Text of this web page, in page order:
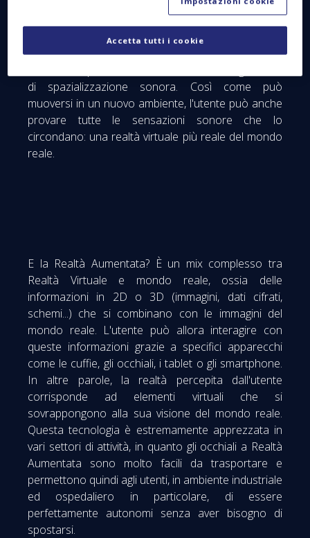
specifica cuffia, ha la possibilità di interagire con il
suo nuovo ambiente. Può ad esempio afferrare un
oggetto, girargli intorno... Questa immersione
virtuale in un universo estremamente realistico può
di spazializzazione sonora. Così come può
muoversi in un nuovo ambiente, l'utente può anche
provare tutte le sensazioni sonore che lo
circondano: una realtà virtuale più reale del mondo
reale.
E la Realtà Aumentata? È un mix complesso tra
Realtà Virtuale e mondo reale, ossia delle
informazioni in 2D o 3D (immagini, dati cifrati,
schemi...) che si combinano con le immagini del
mondo reale. L'utente può allora interagire con
queste informazioni grazie a specifici apparecchi
come le cuffie, gli occhiali, i tablet o gli smartphone.
In altre parole, la realtà percepita dall'utente
corrisponde ad elementi virtuali che si
sovrappongono alla sua visione del mondo reale.
Questa tecnologia è estremamente apprezzata in
vari settori di attività, in quanto gli occhiali a Realtà
Aumentata sono molto facili da trasportare e
permettono quindi agli utenti, in ambiente industriale
ed ospedaliero in particolare, di essere
perfettamente autonomi senza aver bisogno di
spostarsi.
Accetta tutti i cookie